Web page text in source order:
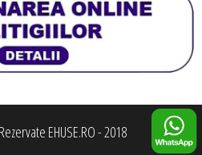
EHUSE.RO - 2018